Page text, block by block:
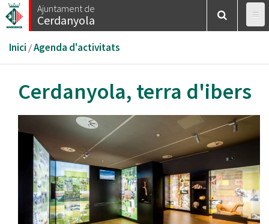
Vés
al
Ajuntament de
Cerdanyola
Esteu
aquí
Inici /Agenda d'activitats
Cerdanyola, terra d'ibers